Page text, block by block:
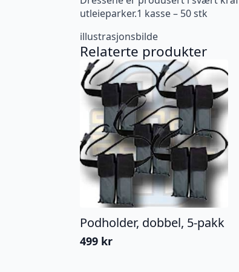
utleieparker.1 kasse – 50 stk
illustrasjonsbilde
Relaterte produkter
Podholder, dobbel, 5-pakk
499 kr